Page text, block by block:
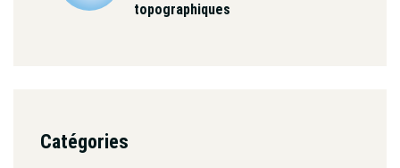
topographiques
Catégories